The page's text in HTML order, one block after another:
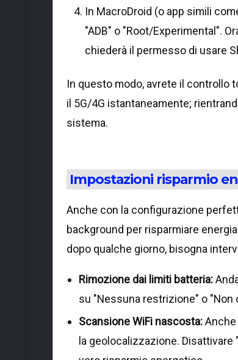
In MacroDroid (o app simili
"ADB" o "Root/Experimental".
chiederà il permesso di usare
In questo modo, avrete il controllo
il 5G/4G istantaneamente;
sistema.
Impostazioni risparmio
Anche con la configurazione
background per risparmiare
dopo qualche giorno, bisogna
Rimozione dai limiti batteria:
su "Nessuna restrizione" o
Scansione WiFi nascosta:
la geolocalizzazione.